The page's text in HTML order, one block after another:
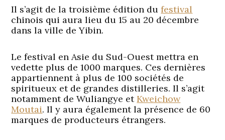
Il s’agit de la troisième édition dufestival
chinois qui aura lieu du 15 au 20 décembre
dans la ville de Yibin.
Le festival en Asie du Sud-Ouest mettra en
vedette plus de 1000 marques. Ces dernières
appartiennent à plus de 100 sociétés de
spiritueux et de grandes distilleries. Il s’agit
notamment de Wuliangye etKweichow
Moutai. Il y aura également la présence de 60
marques de producteurs étrangers.